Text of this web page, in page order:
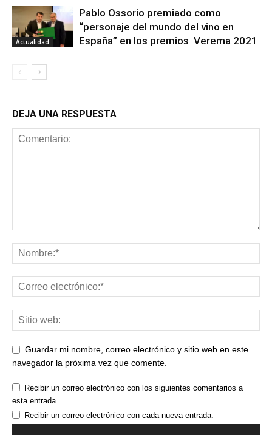
Actualidad
Pablo Ossorio premiado como
“personaje del mundo del vino en
España” en los premios Verema 2021
DEJA UNA RESPUESTA
Guardar mi nombre, correo electrónico y sitio web en este
navegador la próxima vez que comente.
Recibir un correo electrónico con los siguientes comentarios a
esta entrada.
Recibir un correo electrónico con cada nueva entrada.